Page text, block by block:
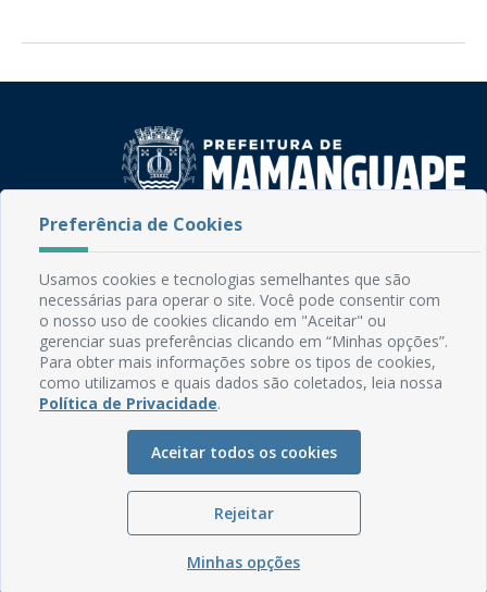
Fone: (83) 3292-2246
Email: comunicacao@mamanguape.pb.gov.br
Expediente: Segunda à Sexta, das 08h às 13h
Mapa do Site
Perguntas frequentes
Manual de Navegação
Ouvidoria
Preferência de Cookies
Usamos cookies e tecnologias semelhantes que são
necessárias para operar o site. Você pode consentir com
o nosso uso de cookies clicando em "Aceitar" ou
gerenciar suas preferências clicando em “Minhas opções”.
Para obter mais informações sobre os tipos de cookies,
como utilizamos e quais dados são coletados, leia nossa
Política de Privacidade.
Aceitar todos os cookies
Rejeitar
Minhas opções